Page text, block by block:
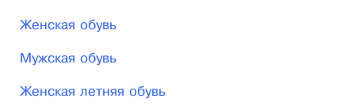
Женская обувь
Мужская обувь
Женская летняя обувь